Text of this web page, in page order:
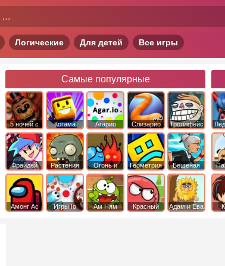
Логические Для детей Все игры
Самые популярные
5 ночей с
фредди
Когама Агарио Слизарио
Троллфейс
квест
Фрайдей
Найт
Фанкин
Растения
против
Зомби
Огонь и
Вода
Геометрия
Даш
Бешеная
бабка
сбежала из
психушки
Амонг Ас Игры Io Ам Ням
Красный
Адам и Ева